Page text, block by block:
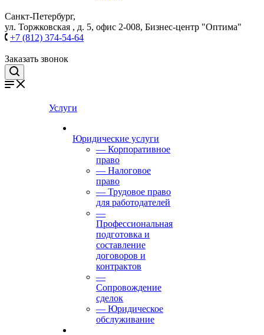
Санкт-Петербург,
ул. Торжковская , д. 5, офис 2-008, Бизнес-центр "Оптима"
+7 (812) 374-54-64
Заказать звонок
Услуги
Юридические услуги
— Корпоративное
право
— Налоговое
право
— Трудовое право
для работодателей
—
Профессиональная
подготовка и
составление
договоров и
контрактов
—
Сопровождение
сделок
— Юридическое
обслуживание